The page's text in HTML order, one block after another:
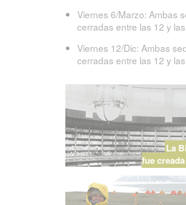
Viernes 6/Marzo: Ambas
cerradas entre las 12 y
Viernes 12/Dic: Ambas
cerradas entre las 12 y
La
fue